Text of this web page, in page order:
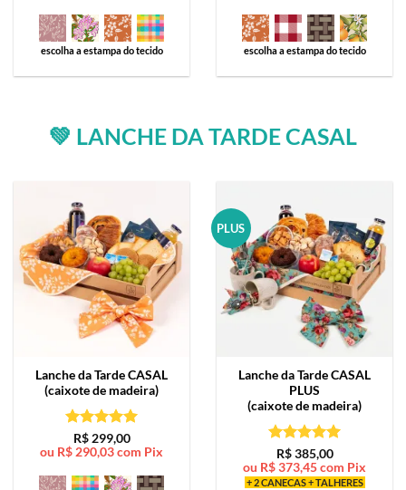
escolha a estampa do tecido escolha a estampa do tecido
💚 LANCHE DA TARDE CASAL
Lanche da TardeCASAL
(caixote de madeira)
Avaliação5
de 5
R$299,00
ou R$ 290,03com Pix
PLUS
Lanche da TardeCASAL
PLUS
(caixote de madeira)
Avaliação5
de 5
R$385,00
ou R$373,45com Pix
+ 2 CANECAS + TALHERES